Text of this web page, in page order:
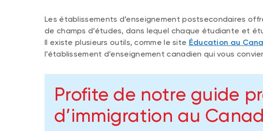
Les établissements d’enseignement postsecondaires
de champs d’études, dans lequel chaque étudiante et
Il existe plusieurs outils, comme le site Éducation au
l’établissement d’enseignement canadien qui vous
Profite de notre guide
d’immigration au